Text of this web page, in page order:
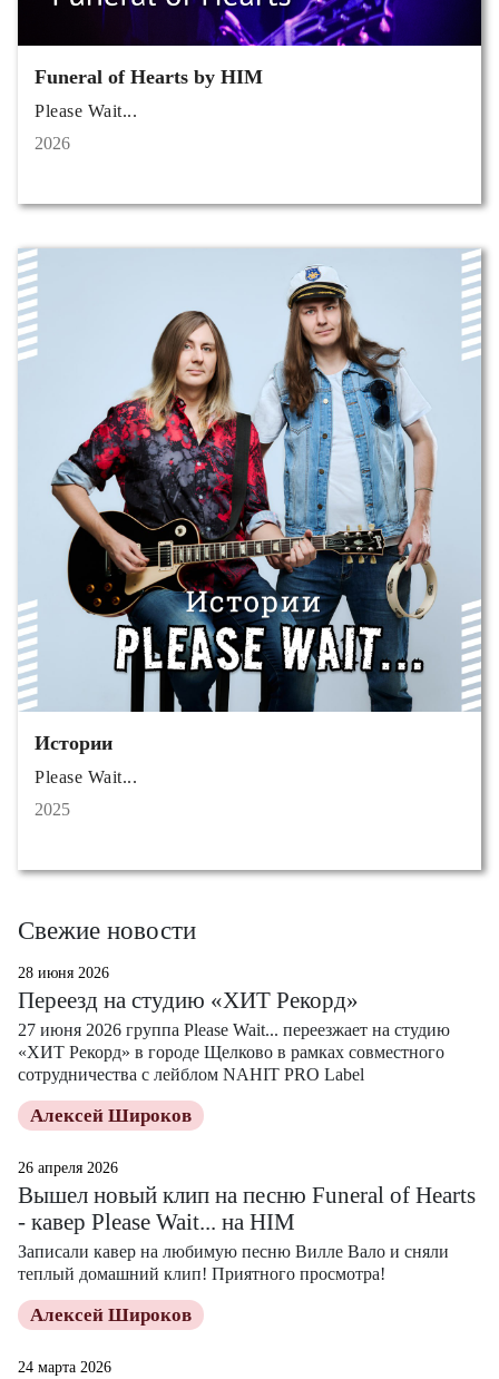
Funeral of Hearts by HIM
Please Wait...
2026
Истории
Please Wait...
2025
Свежие новости
28 июня 2026
Переезд на студию «ХИТ Рекорд»
27 июня 2026 группа Please Wait... переезжает на студию
«ХИТ Рекорд» в городе Щелково в рамках совместного
сотрудничества с лейблом NAHIT PRO Label
Алексей Широков
26 апреля 2026
Вышел новый клип на песню Funeral of Hearts
- кавер Please Wait... на HIM
Записали кавер на любимую песню Вилле Вало и сняли
теплый домашний клип! Приятного просмотра!
Алексей Широков
24 марта 2026